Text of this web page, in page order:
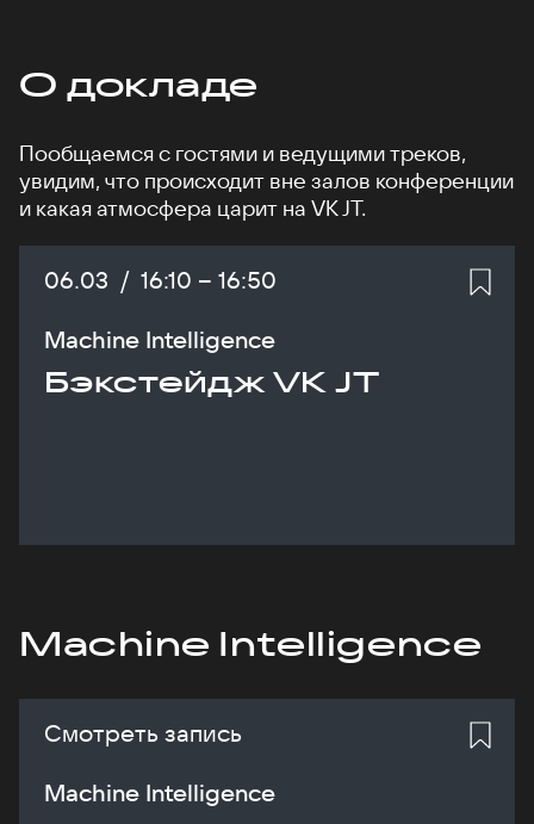
О докладе
Пообщаемся с гостями и ведущими треков,
увидим, что происходит вне залов конференции
и какая атмосфера царит на VK JT.
Дата:
06.03 / Начало:
16:10 – Конец:
16:50
Machine Intelligence
Бэкстейдж VK JT
Machine Intelligence
Смотреть запись
Machine Intelligence